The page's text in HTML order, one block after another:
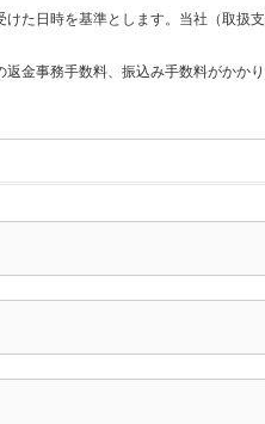
た日時を基準とします。当社（取
金事務手数料、振込み手数料がかか